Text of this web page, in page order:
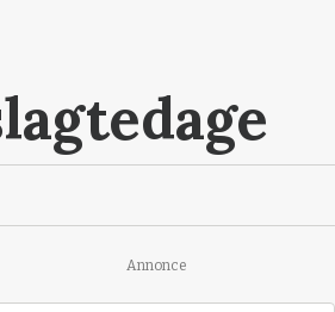
Annonce